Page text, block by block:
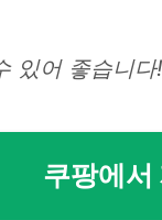
있어 좋습니다
쿠팡에서